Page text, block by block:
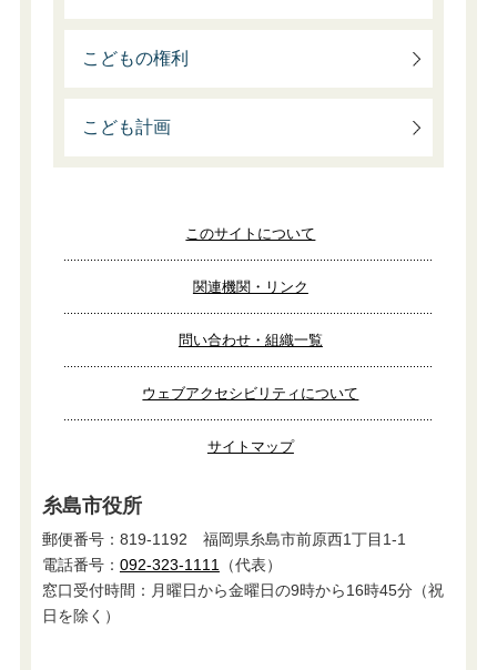
こどもの権利
こども計画
このサイトについて
関連機関・リンク
問い合わせ・組織一覧
ウェブアクセシビリティについて
サイトマップ
糸島市役所
郵便番号：819-1192 福岡県糸島市前原西1丁目1-1
電話番号： 092-323-1111（代表）
窓口受付時間：月曜日から金曜日の9時から16時45分（祝
日を除く）